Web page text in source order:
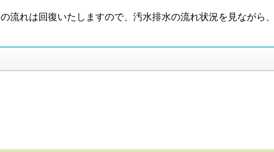
れは回復いたしますので、汚水排水の流れ状況を見ながら